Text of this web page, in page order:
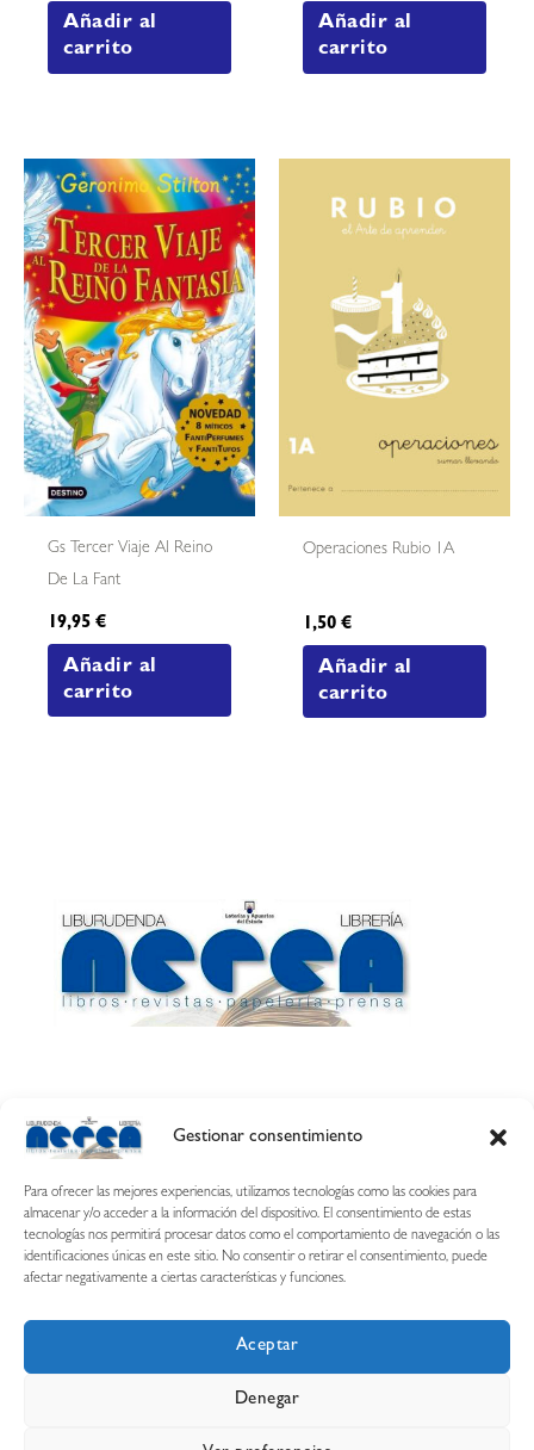
Gestionar consentimiento
Para ofrecer las mejores experiencias, utilizamos tecnologías como las cookies para
almacenar y/o acceder a la información del dispositivo. El consentimiento de estas
tecnologías nos permitirá procesar datos como el comportamiento de navegación o las
identificaciones únicas en este sitio. No consentir o retirar el consentimiento, puede
afectar negativamente a ciertas características y funciones.
Aceptar
Denegar
Añadir al
carrito
Añadir al
carrito
Gs Tercer Viaje Al Reino
De La Fant
19,95€
Añadir al
carrito
Operaciones Rubio 1A
1,50€
Añadir al
carrito
Calle Esquíroz, 27
687 54 31 70
nerearetamonge@gmail.com
Aviso legal
Condiciones de uso y compra